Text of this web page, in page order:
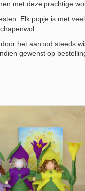
met deze prachtige
Elk popje is met
het aanbod steeds
gewenst op